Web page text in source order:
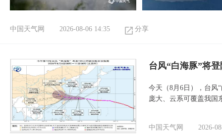
中国天气网 2026-08-06 14:35 分享
台风“白海豚”将
今天（8月6日），台风
庞大、云系可覆盖我国
中国天气网 2026-